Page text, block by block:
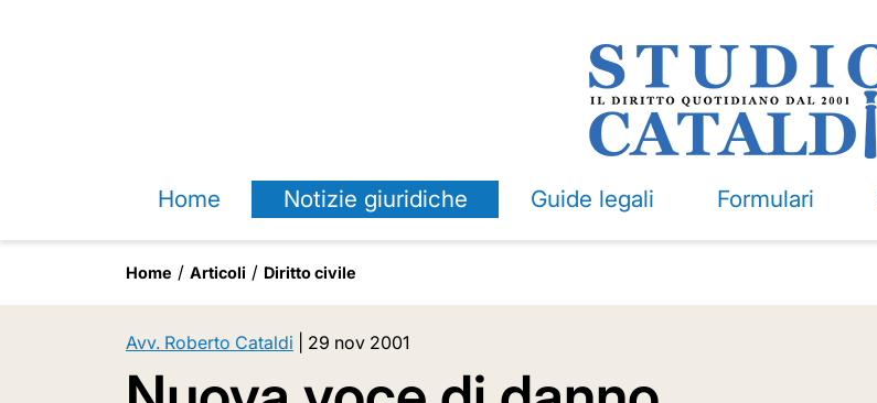
Home Notizie giuridiche Guide legali Formulari
Home Articoli Diritto civile
Avv. Roberto Cataldi 29 nov 2001